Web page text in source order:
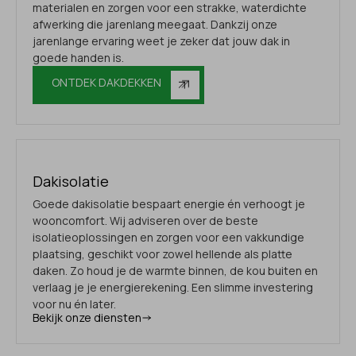
materialen en zorgen voor een strakke, waterdichte
afwerking die jarenlang meegaat. Dankzij onze
jarenlange ervaring weet je zeker dat jouw dak in
goede handen is.
ONTDEK DAKDEKKEN
Dakisolatie
Goede dakisolatie bespaart energie én verhoogt je
wooncomfort. Wij adviseren over de beste
isolatieoplossingen en zorgen voor een vakkundige
plaatsing, geschikt voor zowel hellende als platte
daken. Zo houd je de warmte binnen, de kou buiten en
verlaag je je energierekening. Een slimme investering
voor nu én later.
Bekijk onze diensten